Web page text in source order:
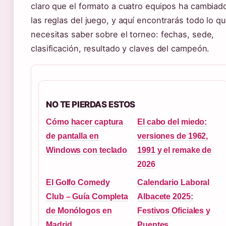
claro que el formato a cuatro equipos ha
las reglas del juego, y aquí encontrarás todo lo
necesitas saber sobre el torneo: fechas, sede,
clasificación, resultado y claves del campeón.
NO TE PIERDAS ESTOS
Cómo hacer captura
de pantalla en
Windows con teclado
El cabo del miedo:
versiones de 1962,
1991 y el remake de
2026
El Golfo Comedy
Club – Guía Completa
de Monólogos en
Calendario Laboral
Albacete 2025:
Festivos Oficiales y